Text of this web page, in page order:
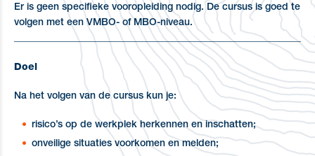
Er is geen specifieke vooropleiding nodig. De cursus is goed te
volgen met een VMBO- of MBO-niveau.
Doel
Na het volgen van de cursus kun je:
risico’s op de werkplek herkennen en inschatten;
onveilige situaties voorkomen en melden;